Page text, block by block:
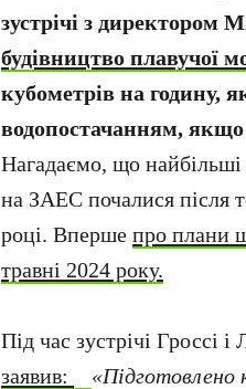
зустрічі з директором
будівництво плавучої
кубометрів на годину,
водопостачанням,
Нагадаємо, що
на ЗАЕС почалися після
році. Вперше про плани
травні 2024 року.
Під час зустрічі Гроссі і
заявив:
«Підготовлено